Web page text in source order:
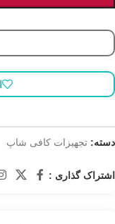
دسته: تجهیزات کافی شاپ
اشتراک گذاری :